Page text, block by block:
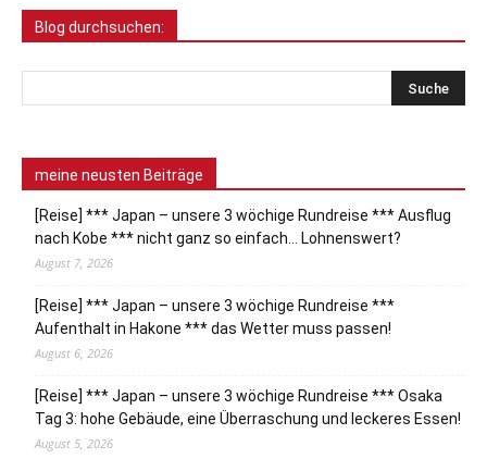
Blog durchsuchen:
meine neusten Beiträge
[Reise] *** Japan – unsere 3 wöchige Rundreise *** Ausflug
nach Kobe *** nicht ganz so einfach… Lohnenswert?
August 7, 2026
[Reise] *** Japan – unsere 3 wöchige Rundreise ***
Aufenthalt in Hakone *** das Wetter muss passen!
August 6, 2026
[Reise] *** Japan – unsere 3 wöchige Rundreise *** Osaka
Tag 3: hohe Gebäude, eine Überraschung und leckeres Essen!
August 5, 2026